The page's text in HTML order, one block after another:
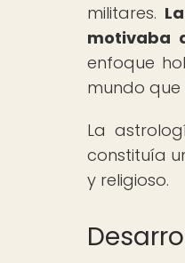
militares.
motivaba
enfoque
mundo
La
constituía
y religioso.